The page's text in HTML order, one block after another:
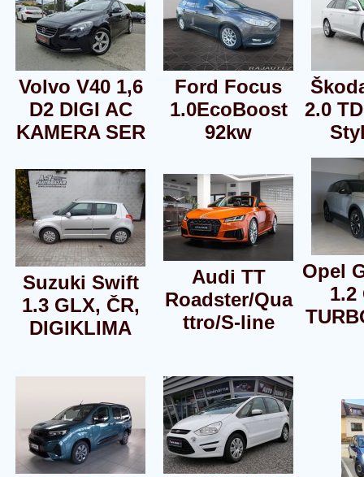
Volvo V40 1,6
D2 DIGI AC
KAMERA SER
Ford Focus
1.0EcoBoost
92kw
2.0
Suzuki Swift
1.3 GLX, ČR,
DIGIKLIMA
Audi TT
Roadster/Qua
ttro/S-line
Opel
1.2